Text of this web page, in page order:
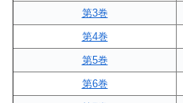
第3巻
第4巻
第5巻
第6巻